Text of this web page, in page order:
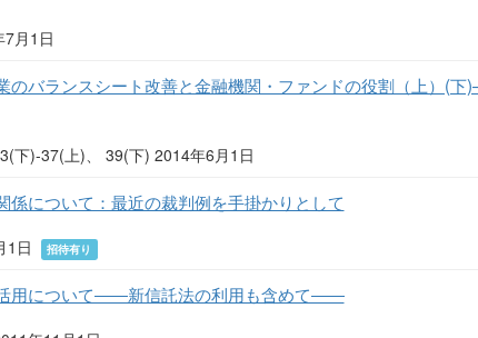
7月1日
のバランスシート改善と金融機関・ファンドの役割（上）(
下)-37(上)、 39(下) 2014年6月1日
係について：最近の裁判例を手掛かりとして
1日
招待有り
用について――新信託法の利用も含めて――